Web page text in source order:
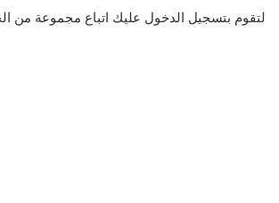
لتقوم بتسجيل الدخول عليك اتباع مجموعة من